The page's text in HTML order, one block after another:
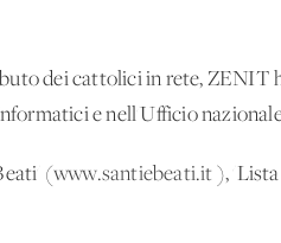
dei cattolici in rete, ZENIT
e nell'Ufficio
(www.santiebeati.it ),